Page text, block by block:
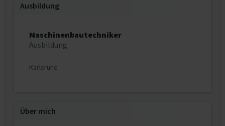
Ausbildung
Maschinenbautechniker
Ausbildung
Karlsruhe
Über mich